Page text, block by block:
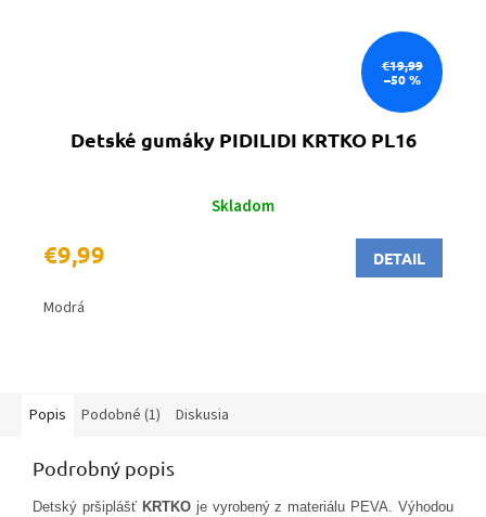
€19,99
–50 %
Detské gumáky PIDILIDI KRTKO PL16
Skladom
€9,99 DETAIL
Modrá
Popis Podobné (1) Diskusia
Podrobný popis
Detský pršiplášť KRTKOje vyrobený z materiálu PEVA. Výhodou